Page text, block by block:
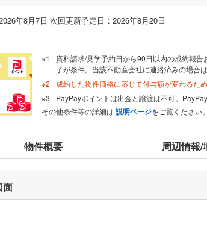
年8月7日 次回更新予定日：2026年8月20日
資料請求/見学予約日から90日以内の成約報
了が条件。当該不動産会社に連絡済みの場合は
成約した物件価格に応じて付与額が変わるた
PayPayポイントは出金と譲渡は不可。
その他条件等の詳細は 説明ページをご覧ください。
物件概要 周辺情報/
面